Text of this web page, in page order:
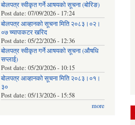
बोलपत्र स्वीकृत गर्ने आषयको सूचना (बोरिङ)
Post date: 07/09/2026 - 17:24
बोलपत्र आव्हानको सूचना मिति २०८३।०२।
०७ च्यापाकटर खरिद
Post date: 05/22/2026 - 12:36
बोलपत्र स्वीकृत गर्ने आषयको सूचना (औषधि
सप्लाई)
Post date: 05/20/2026 - 10:15
बोलपत्र आव्हानको सूचना मिति २०८३।०१।
३०
Post date: 05/13/2026 - 15:58
more